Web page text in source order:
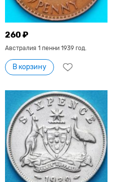
260 ₽
Австралия 1 пенни 1939 год.
В корзину